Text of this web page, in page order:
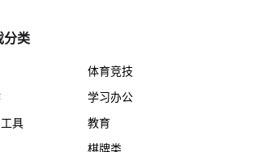
分类
体育竞技
学习办公
具
教育
棋牌类